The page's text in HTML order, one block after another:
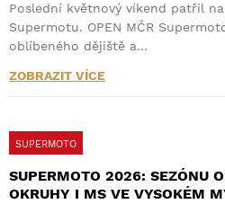
Poslední květnový víkend patřil
Supermotu. OPEN MČR
oblíbeného dějiště a…
ZOBRAZIT VÍCE
SUPERMOTO
SUPERMOTO 2026: SEZÓNU
OKRUHY I MS VE VYSOKÉM